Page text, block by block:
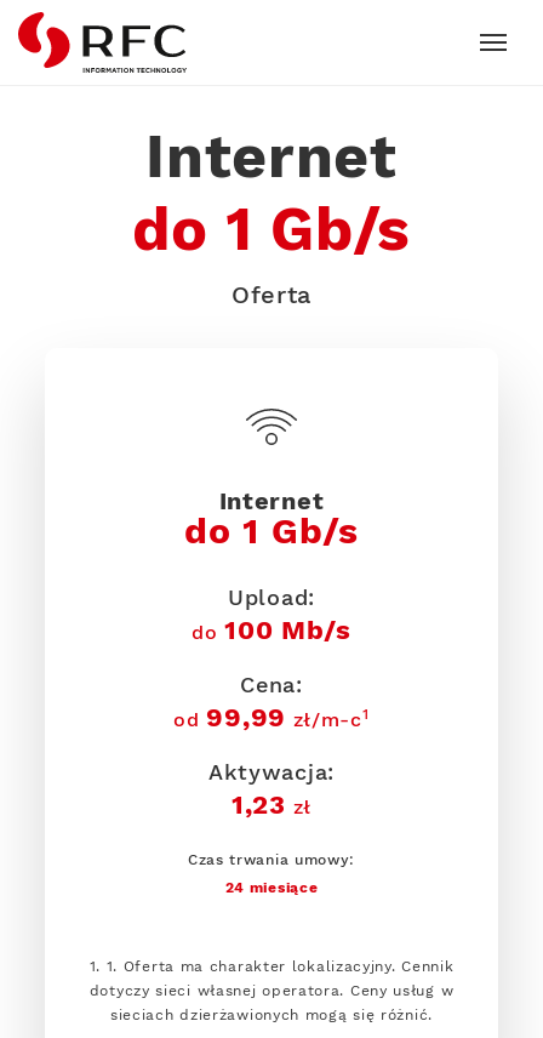
RFC
Internet
do 1 Gb/s
Oferta
Internet
do 1 Gb/s
Upload:
do100 Mb/s
Cena:
od 99,99 zł/m-c1
Aktywacja:
1,23 zł
Czas trwania umowy:
24 miesiące
1. 1. Oferta ma charakter lokalizacyjny. Cennik
dotyczy sieci własnej operatora. Ceny usług w
sieciach dzierżawionych mogą się różnić.